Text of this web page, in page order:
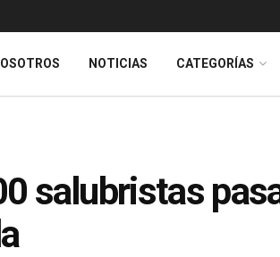
NOTICIAS CATEGORÍAS
salubristas